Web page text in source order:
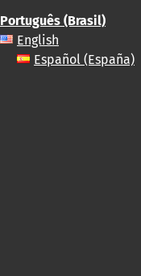
Português (Brasil)
English
Español (España)